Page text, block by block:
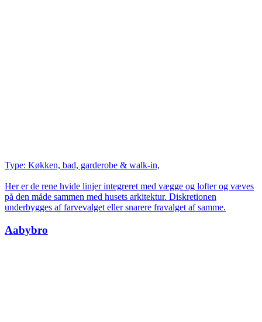
Type: Køkken, bad, garderobe & walk-in,
Her er de rene hvide linjer integreret med vægge og lofter og væves
på den måde sammen med husets arkitektur. Diskretionen
underbygges af farvevalget eller snarere fravalget af samme.
Aabybro